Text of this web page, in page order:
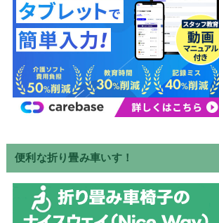
便利な折り畳み車いす！